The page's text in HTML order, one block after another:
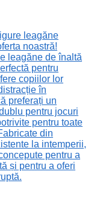
leagăne
noastră!
leagăne de înaltă
pentru
copiilor lor
în
preferați un
pentru jocuri
pentru toate
din
la intemperii,
pentru a
și pentru a oferi